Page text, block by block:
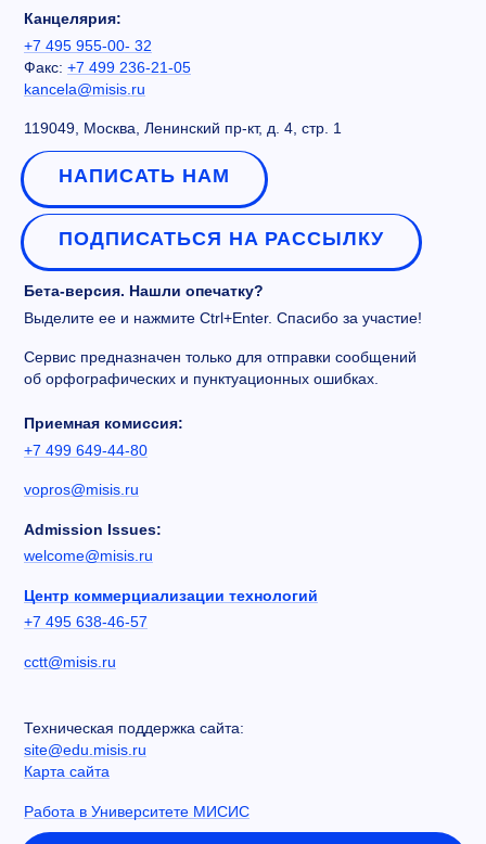
Канцелярия:
+7 495 955-00- 32
Факс: +7 499 236-21-05
kancela@misis.ru
119049, Москва, Ленинский пр-кт, д. 4, стр. 1
НАПИСАТЬ НАМ
ПОДПИСАТЬСЯ НА РАССЫЛКУ
Бета-версия. Нашли опечатку?
Выделите ее и нажмите Ctrl+Enter. Спасибо за участие!
Сервис предназначен только для отправки сообщений
об орфографических и пунктуационных ошибках.
Приемная комиссия:
+7 499 649-44-80
vopros@misis.ru
Admission Issues:
welcome@misis.ru
Центр коммерциализации технологий
+7 495 638-46-57
cctt@misis.ru
Техническая поддержка сайта:
site@edu.misis.ru
Карта сайта
Работа в Университете МИСИС